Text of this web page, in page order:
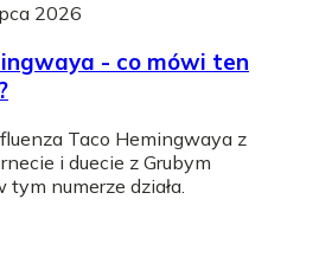
2026
- co mówi ten
Taco Hemingwaya z
i duecie z Grubym
numerze działa.